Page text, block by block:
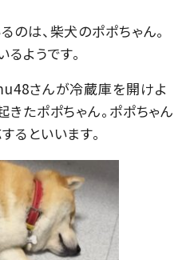
のは、柴犬のポポちゃん。
ようです。
さんが冷蔵庫を開けよ
たポポちゃん。ポポちゃん
るといいます。